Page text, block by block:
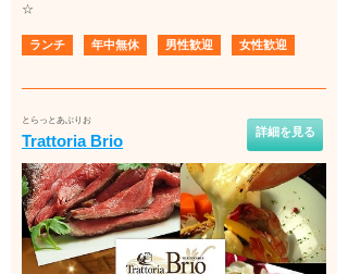
☆
ランチ 年中無休 男性歓迎 女性歓迎
とらっとあぶりお
Trattoria Brio 詳細を見る